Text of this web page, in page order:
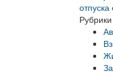
Рубрики